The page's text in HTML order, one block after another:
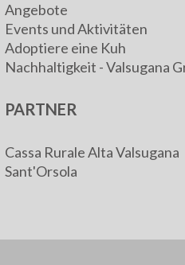
Angebote
Events und Aktivitäten
Adoptiere eine Kuh
Nachhaltigkeit - Valsugana
PARTNER
Cassa Rurale Alta Valsugana
Sant'Orsola